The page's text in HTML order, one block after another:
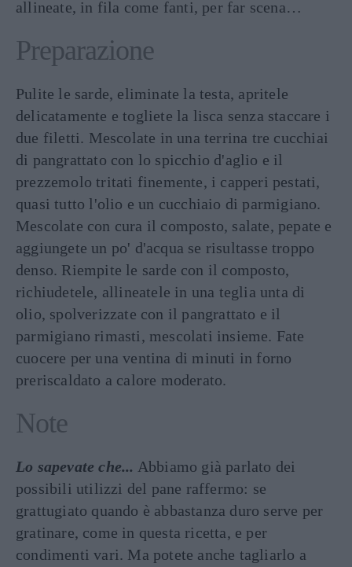
allineate, in fila come fanti, per far scena…
Preparazione
Pulite le sarde, eliminate la testa, apritele
delicatamente e togliete la lisca senza staccare i
due filetti. Mescolate in una terrina tre cucchiai
di pangrattato con lo spicchio d'aglio e il
prezzemolo tritati finemente, i capperi pestati,
quasi tutto l'olio e un cucchiaio di parmigiano.
Mescolate con cura il composto, salate, pepate e
aggiungete un po' d'acqua se risultasse troppo
denso. Riempite le sarde con il composto,
richiudetele, allineatele in una teglia unta di
olio, spolverizzate con il pangrattato e il
parmigiano rimasti, mescolati insieme. Fate
cuocere per una ventina di minuti in forno
preriscaldato a calore moderato.
Note
Lo sapevate che... Abbiamo già parlato dei
possibili utilizzi del pane raffermo: se
grattugiato quando è abbastanza duro serve per
gratinare, come in questa ricetta, e per
condimenti vari. Ma potete anche tagliarlo a